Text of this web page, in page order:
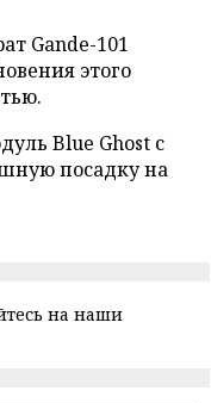
Gande-101
этого
Blue Ghost с
посадку на
на наши